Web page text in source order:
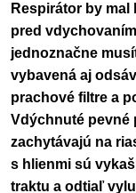
Respirátor by
pred
jednoznačne
vybavená aj
prachové filtre a
Vdýchnuté pevné
zachytávajú na
s hlienmi sú
traktu a odtiaľ